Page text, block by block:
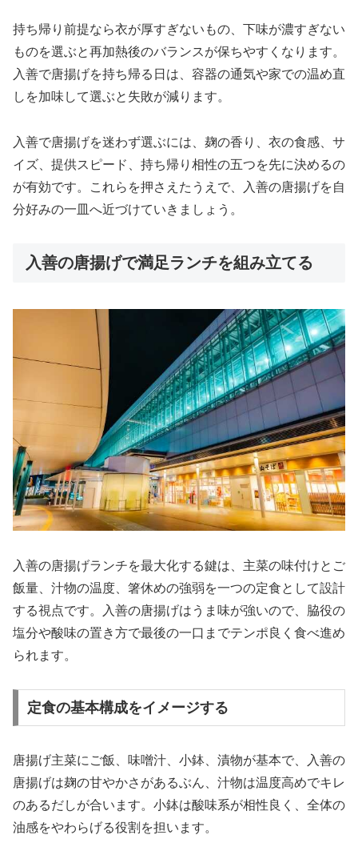
持ち帰り前提なら衣が厚すぎないもの、下味が濃すぎない
ものを選ぶと再加熱後のバランスが保ちやすくなります。
入善で唐揚げを持ち帰る日は、容器の通気や家での温め直
しを加味して選ぶと失敗が減ります。
入善で唐揚げを迷わず選ぶには、麹の香り、衣の食感、サ
イズ、提供スピード、持ち帰り相性の五つを先に決めるの
が有効です。これらを押さえたうえで、入善の唐揚げを自
分好みの一皿へ近づけていきましょう。
入善の唐揚げで満足ランチを組み立てる
入善の唐揚げランチを最大化する鍵は、主菜の味付けとご
飯量、汁物の温度、箸休めの強弱を一つの定食として設計
する視点です。入善の唐揚げはうま味が強いので、脇役の
塩分や酸味の置き方で最後の一口までテンポ良く食べ進め
られます。
定食の基本構成をイメージする
唐揚げ主菜にご飯、味噌汁、小鉢、漬物が基本で、入善の
唐揚げは麹の甘やかさがあるぶん、汁物は温度高めでキレ
のあるだしが合います。小鉢は酸味系が相性良く、全体の
油感をやわらげる役割を担います。